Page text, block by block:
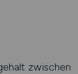
zwischen